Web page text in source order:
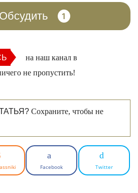
Обсудить 1
на наш канал в
не пропустить!
Сохраните, чтобы не
Facebook Twitter